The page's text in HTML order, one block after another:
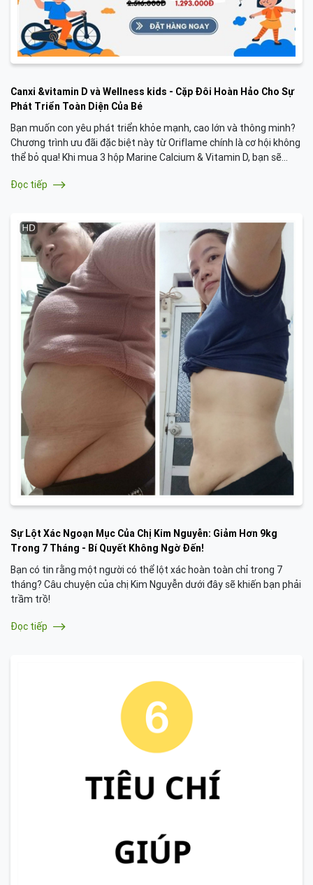
Canxi &vitamin D và Wellness kids - Cặp Đôi Hoàn Hảo Cho Sự
Phát Triển Toàn Diện Của Bé
Bạn muốn con yêu phát triển khỏe mạnh, cao lớn và thông minh?
Chương trình ưu đãi đặc biệt này từ Oriflame chính là cơ hội không
thể bỏ qua! Khi mua 3 hộp Marine Calcium & Vitamin D, bạn sẽ
& Minerals - bộ đôi sản phẩm hoàn hảo cho sự phát triển toàn diện
Đọc tiếp
Sự Lột Xác Ngoạn Mục Của Chị Kim Nguyễn: Giảm Hơn 9kg
Trong 7 Tháng - Bí Quyết Không Ngờ Đến!
Bạn có tin rằng một người có thể lột xác hoàn toàn chỉ trong 7
tháng? Câu chuyện của chị Kim Nguyễn dưới đây sẽ khiến bạn phải
trầm trồ!
Đọc tiếp